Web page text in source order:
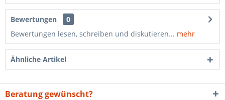
Bewertungen
0
Bewertungen lesen, schreiben und diskutieren... mehr
Ähnliche Artikel
Beratung gewünscht?